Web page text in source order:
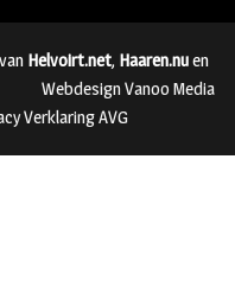
Helvoirt.net, Haaren.nuen
Webdesign Vanoo Media
Verklaring AVG